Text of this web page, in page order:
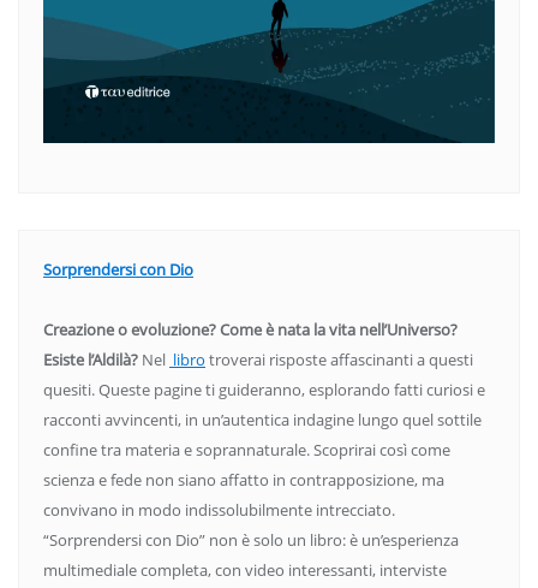
Sorprendersi con Dio
Creazione o evoluzione? Come è nata la vita nell’Universo?
Esiste l’Aldilà? Nel libro troverai risposte affascinanti a questi
quesiti. Queste pagine ti guideranno, esplorando fatti curiosi e
racconti avvincenti, in un’autentica indagine lungo quel sottile
confine tra materia e soprannaturale. Scoprirai così come
scienza e fede non siano affatto in contrapposizione, ma
convivano in modo indissolubilmente intrecciato.
“Sorprendersi con Dio” non è solo un libro: è un’esperienza
multimediale completa, con video interessanti, interviste